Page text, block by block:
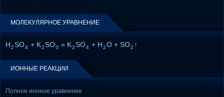
МОЛЕКУЛЯРНОЕ УРАВНЕНИЕ
H2SO4 + K2SO3 = K2SO4 + H2O + SO2 ↑
ИОННЫЕ РЕАКЦИИ
Полное ионное уравнение